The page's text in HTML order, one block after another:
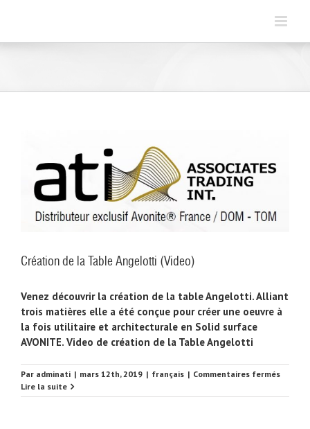
Création de la Table Angelotti (Video)
Venez découvrir la création de la table Angelotti. Alliant
trois matières elle a été conçue pour créer une oeuvre à
la fois utilitaire et architecturale en Solid surface
AVONITE. Video de création de la Table Angelotti
Par adminati | mars 12th, 2019 | français | Commentaires ferméssur
de
Lire la suite